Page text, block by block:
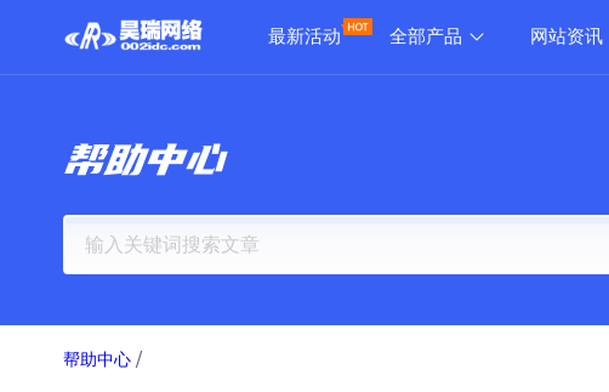
最新活动 全部产品 网站资讯
帮助中心
帮助中心 /